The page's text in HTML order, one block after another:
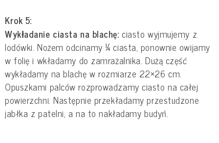
Krok 5:
Wykładanie ciasta na blachę:ciasto wyjmujemy z
lodówki. Nożem odcinamy ¼ ciasta, ponownie owijamy
w folię i wkładamy do zamrażalnika. Dużą część
wykładamy na blachę w rozmiarze 22×26 cm.
Opuszkami palców rozprowadzamy ciasto na całej
powierzchni. Następnie przekładamy przestudzone
jabłka z patelni, a na to nakładamy budyń.